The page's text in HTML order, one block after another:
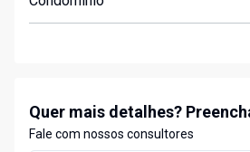
Quer mais detalhes?
Fale com nossos consultores